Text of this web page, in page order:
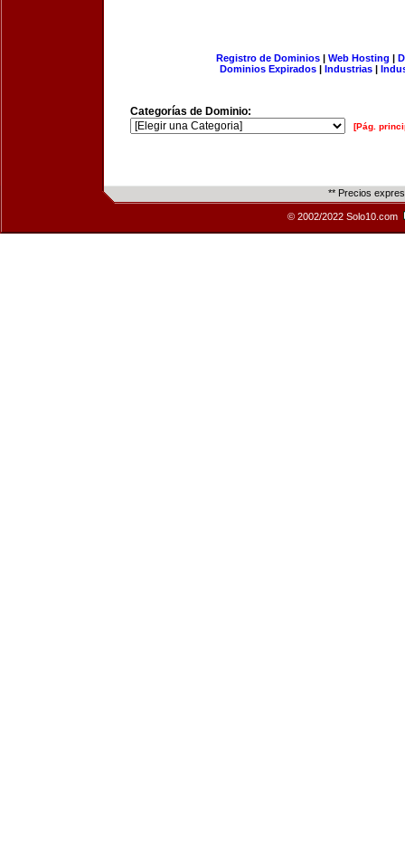
Registro de Dominios| Web Hosting |
Dominios Expirados | Industrias |
Categorías de Dominio:
[Pág.
** Precios
© 2002/2022 Solo10.com